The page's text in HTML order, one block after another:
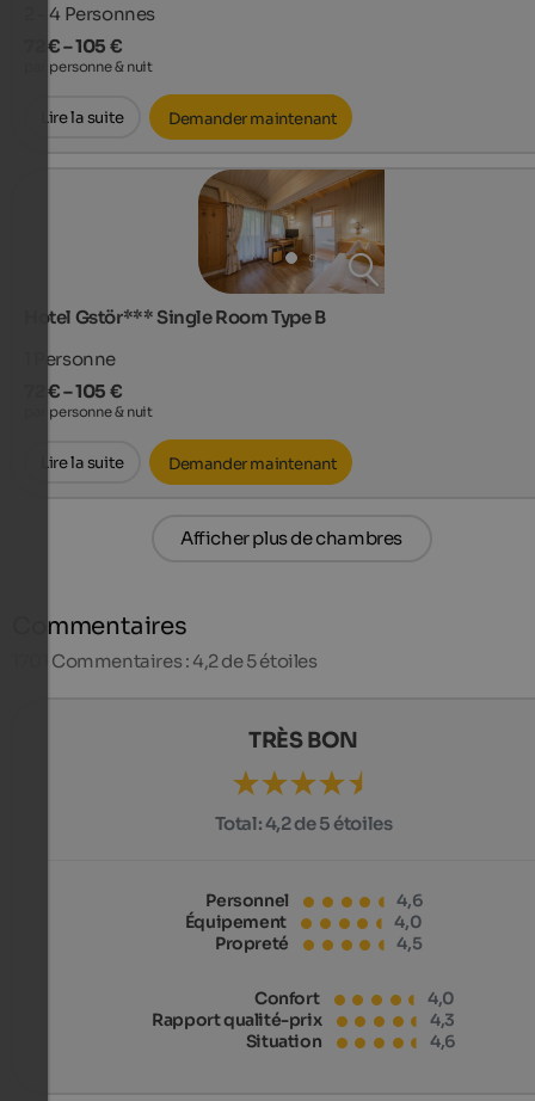
2 - 4 Personnes
72 € – 105 €
par personne & nuit
Lire la suite Demander maintenant
Hotel Gstör*** Single Room Type B
Personne
72 € – 105 €
par personne & nuit
Lire la suite Demander maintenant
Afficher plus de chambres
Commentaires
Commentaires : 4,2 de 5 étoiles
TRÈS BON
Total:4,2 de 5 étoiles
Personnel
4,6
Équipement
4,0
Propreté
4,5
Confort
4,0
Rapport qualité-prix
4,3
Situation
4,6